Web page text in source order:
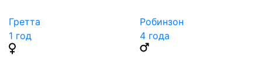
Гретта
1 год
Робинзон
4 годa